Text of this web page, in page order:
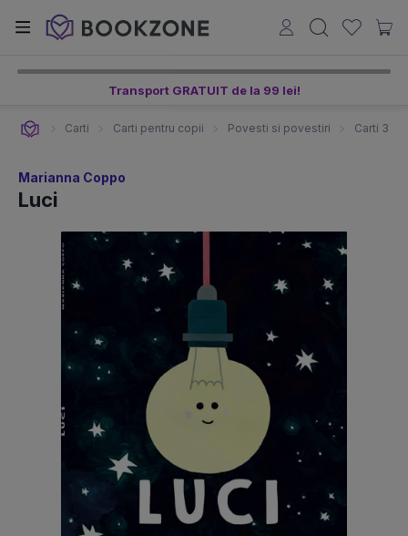
Transport GRATUIT de la 99 lei!
Carti Carti pentru copii Povesti si povestiri Carti 3-5
Marianna Coppo
Luci